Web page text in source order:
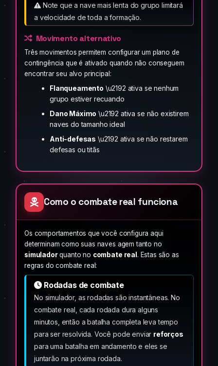
Note que a nave mais lenta do grupo limitará
a velocidade de toda a formação.
Movimento alternativo
Três movimentos permitem configurar um plano de
contingência que é ativado quando não conseguem
encontrar seu alvo principal:
Flanqueamento \u2192 ativa se nenhum
grupo estiver recuando
Dano Máximo \u2192 ativa se não existirem
naves do tamanho ideal
Anti-defesas \u2192 ativa se não restarem
defesas ou titãs
Como o combate real funciona
Os comportamentos que você configura aqui
determinam como suas naves agem tanto no
simuladorquanto no combate real. Estas são as
regras do combate real:
Rodadas de combate
No simulador, as rodadas são instantâneas. No
combate real, cada rodada dura alguns
minutos, então a batalha completa leva tempo
para ser resolvida. Você pode enviar reforços
para uma batalha em andamento e eles se
juntarão na próxima rodada.